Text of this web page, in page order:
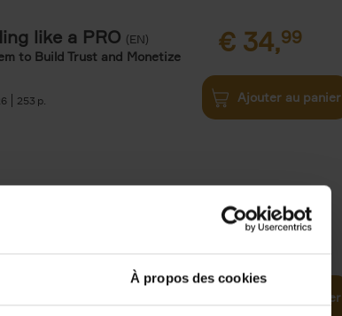
À propos des cookies
like a PRO (EN)
to Build Trust and Monetize
253
€ 34,99
Ajouter au panier
edition
226
35,50
Ajouter au panier